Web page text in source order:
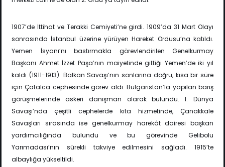
1907’de İttihat ve Terakki Cemiyeti’ne girdi. 1909’da 31 Mart Olayı
sonrasında İstanbul üzerine yürüyen Hareket Ordusu’na katıldı.
Yemen İsyanı’nı bastırmakla görevlendirilen Genelkurmay
Başkanı Ahmet İzzet Paşa’nın maiyetinde gittiği Yemen’de iki yıl
kaldı (1911-1913). Balkan Savaşı’nın sonlarına doğru, kısa bir süre
için Çatalca cephesinde görev aldı. Bulgaristan’la yapılan barış
görüşmelerinde askeri danışman olarak bulundu. I. Dünya
Savaşı’nda çeşitli cephelerde kıta hizmetinde, Çanakkale
Savaşları sırasında ise genelkurmay harekât dairesi başkan
yardımcılığında bulundu ve bu görevinde Gelibolu
Yarımadası’nın sürekli takviye edilmesini sağladı. 1915’te
albaylığa yükseltildi.